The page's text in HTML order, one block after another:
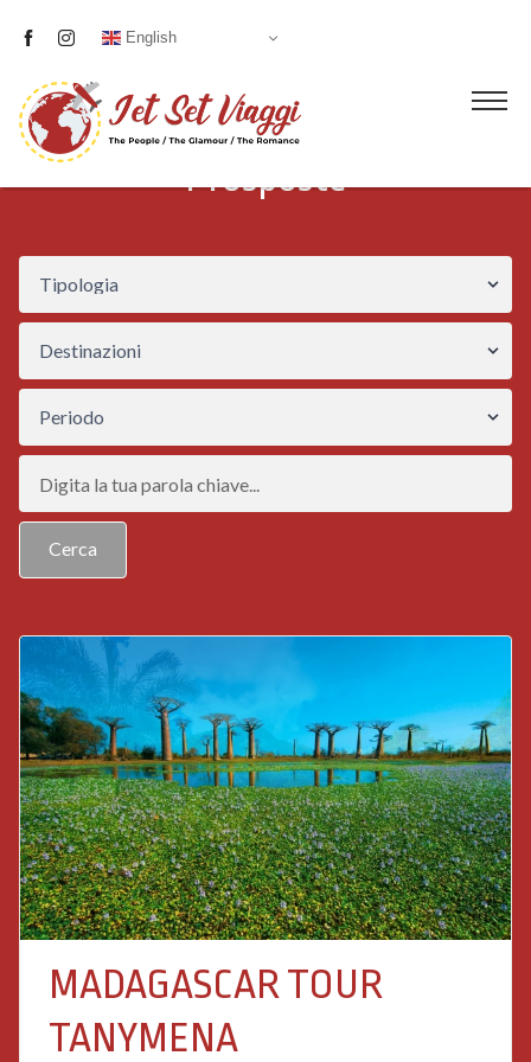
English
Proposte
Visite guidate
Servizi
Blog
Chi siamo
Contatti
Prosposte
MADAGASCAR TOUR
TANYMENA